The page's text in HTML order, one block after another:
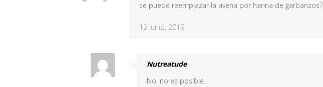
se puede reemplazar la avena por harina de garbanzos?
13 junio, 2019
Nutreatude
No, no es posible.